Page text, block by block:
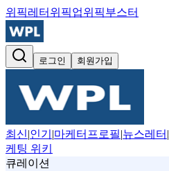
위픽레터 위픽업위픽부스터
로그인 회원가입
최신|인기 |마케터프로필|뉴스레터 |
케팅 위키
큐레이션